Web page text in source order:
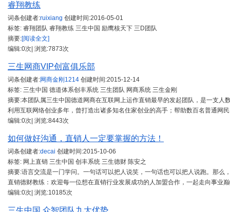
睿翔教练
词条创建者:ruixiang 创建时间:2016-05-01
标签: 睿翔团队 睿翔教练 三生中国 励鹰核天下 三D团队
摘要:[阅读全文]
编辑:0次| 浏览:7873次
三生网商VIP创富俱乐部
词条创建者:网商金刚1214 创建时间:2015-12-14
标签: 三生中国 德道体系创丰系统 三生团队 网商系统 三生金刚
摘要:本团队属三生中国德道网商在互联网上运作直销最早的发起团队，是一支
利用互联网络创业多年，曾打造出诸多知名住家创业的高手；帮助数百名普通网
编辑:0次| 浏览:8443次
如何做好沟通，直销人一定要掌握的方法！
词条创建者:decai 创建时间:2015-10-06
标签: 网上直销 三生中国 创丰系统 三生德财 陈安之
摘要:语言交流是一门学问。一句话可以把人说笑，一句话也可以把人说跑。那
直销德财教练：欢迎每一位想在直销行业发展成功的人加盟合作，一起走向事业
编辑:0次| 浏览:10185次
三生中国 众智团队九大优势